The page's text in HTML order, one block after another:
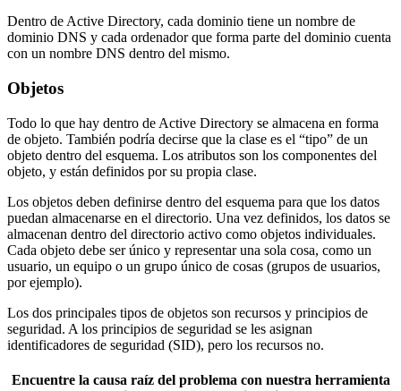
Dentro de Active Directory, cada dominio tiene un nombre de
dominio DNS y cada ordenador que forma parte del dominio cuenta
con un nombre DNS dentro del mismo.
Objetos
Todo lo que hay dentro de Active Directory se almacena en forma
de objeto. También podría decirse que la clase es el “tipo” de un
objeto dentro del esquema. Los atributos son los componentes del
objeto, y están definidos por su propia clase.
Los objetos deben definirse dentro del esquema para que los datos
puedan almacenarse en el directorio. Una vez definidos, los datos se
almacenan dentro del directorio activo como objetos individuales.
Cada objeto debe ser único y representar una sola cosa, como un
usuario, un equipo o un grupo único de cosas (grupos de usuarios,
por ejemplo).
Los dos principales tipos de objetos son recursos y principios de
seguridad. A los principios de seguridad se les asignan
identificadores de seguridad (SID), pero los recursos no.
Encuentre la causa raíz del problema con nuestra herramienta